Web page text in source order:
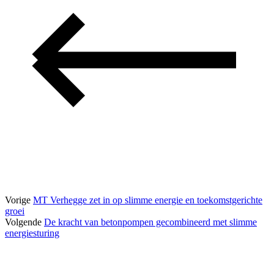
Vorige MT Verhegge zet in op slimme energie en toekomstgerichte
groei
Volgende De kracht van betonpompen gecombineerd met slimme
energiesturing